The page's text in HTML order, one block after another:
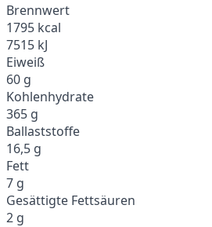
Brennwert
1795 kcal
7515 kJ
Eiweiß
60 g
Kohlenhydrate
365 g
Ballaststoffe
16,5 g
Fett
7 g
Gesättigte Fettsäuren
2 g